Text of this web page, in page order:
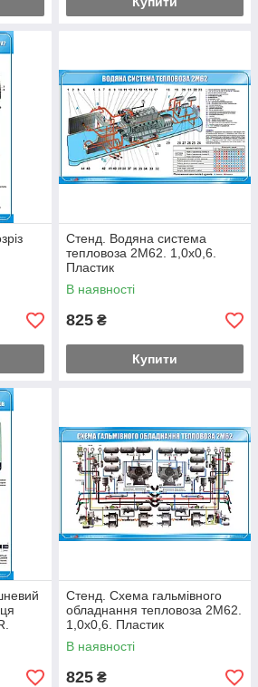
Стенд. Водяна система
тепловоза 2М62. 1,0х0,6.
Пластик
В наявності
825 ₴
Купити
Стенд. Схема гальмівного
обладнання тепловоза 2М62.
1,0х0,6. Пластик
В наявності
825 ₴